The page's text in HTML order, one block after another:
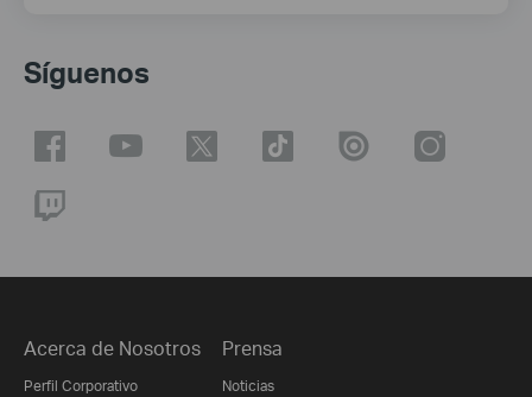
Síguenos
Acerca de Nosotros
Perfil Corporativo
Prensa
Noticias